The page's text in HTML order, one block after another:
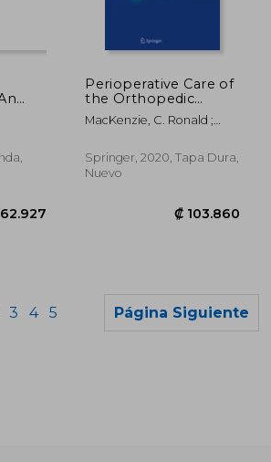
Perioperative Care of
the Orthopedic
Patient (en Inglés)
MacKenzie, C. Ronald ;
Memtsoudis, Stavros G.
Springer, 2020, Tapa Dura,
Nuevo
3 4 5 Página Siguiente